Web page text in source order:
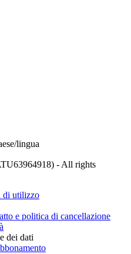
lingua
- All rights
di utilizzo
e politica di cancellazione
dei dati